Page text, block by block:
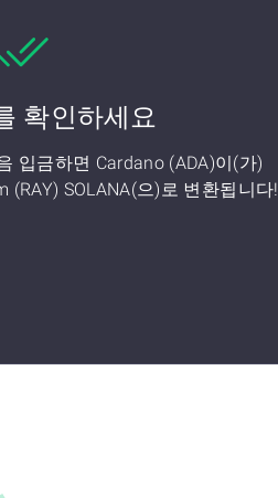
확인하세요
입금하면 Cardano (ADA)이(가)
(RAY) SOLANA(으)로 변환됩니다!